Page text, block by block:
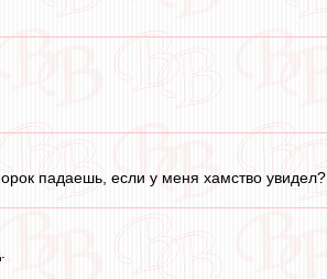
падаешь, если у меня хамство увидел?